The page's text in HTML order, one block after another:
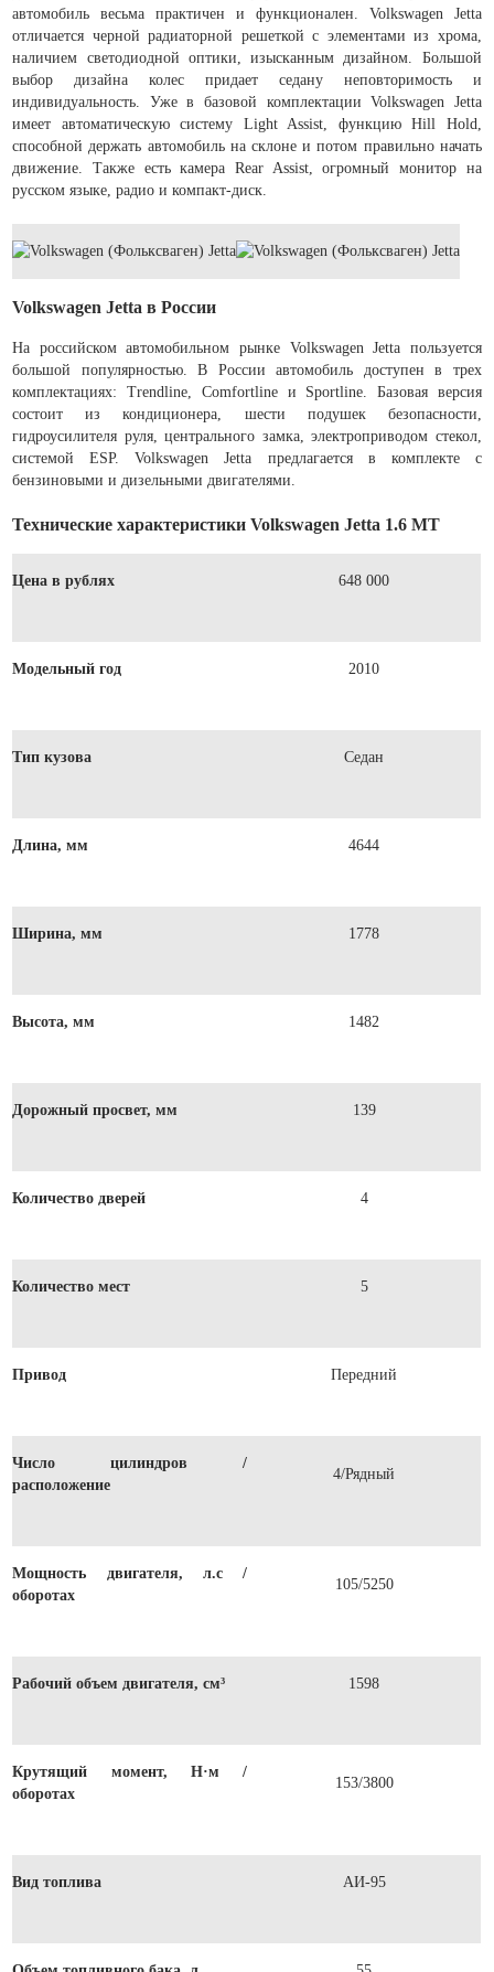
автомобиль весьма практичен и функционален. Volkswagen Jetta
отличается черной радиаторной решеткой с элементами из хрома,
наличием светодиодной оптики, изысканным дизайном. Большой
выбор дизайна колес придает седану неповторимость и
индивидуальность. Уже в базовой комплектации Volkswagen Jetta
имеет автоматическую систему Light Assist, функцию Hill Hold,
способной держать автомобиль на склоне и потом правильно начать
движение. Также есть камера Rear Assist, огромный монитор на
русском языке, радио и компакт-диск.
Volkswagen Jetta в России
На российском автомобильном рынке Volkswagen Jetta пользуется
большой популярностью. В России автомобиль доступен в трех
комплектациях: Trendline, Comfortline и Sportline. Базовая версия
состоит из кондиционера, шести подушек безопасности,
гидроусилителя руля, центрального замка, электроприводом стекол,
системой ESP. Volkswagen Jetta предлагается в комплекте с
бензиновыми и дизельными двигателями.
Технические характеристики Volkswagen Jetta 1.6 MT
Цена в рублях 648 000
Модельный год 2010
Тип кузова Седан
Длина, мм 4644
Ширина, мм 1778
Высота, мм 1482
Дорожный просвет, мм 139
Количество дверей 4
Количество мест 5
Привод Передний
Число цилиндров /
расположение
4/Рядный
Мощность двигателя, л.с /
оборотах
105/5250
Рабочий объем двигателя, см³ 1598
Крутящий момент, Н·м /
оборотах
153/3800
Вид топлива АИ-95